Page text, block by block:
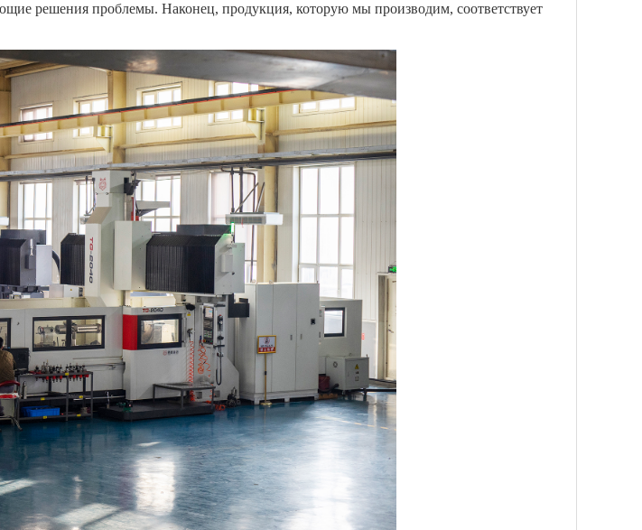
решения проблемы. Наконец, продукция, которую мы производим, соответствует